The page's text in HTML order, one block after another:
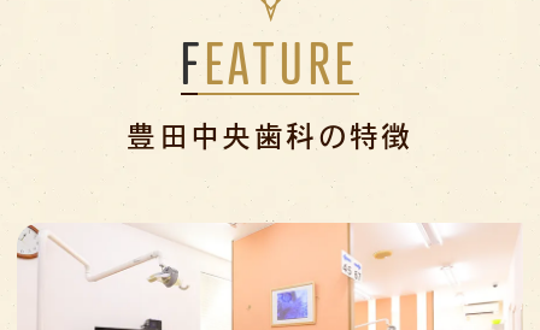
FEATURE
豊田中央歯科の特徴